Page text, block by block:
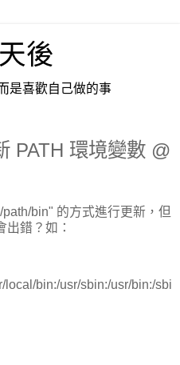
後
是喜歡自己做的事
PATH 環境變數 @
bin" 的方式進行更新，但
出錯？如：
local/bin:/usr/sbin:/usr/bin:/sbi